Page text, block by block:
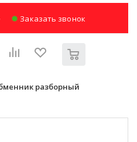
Заказать звонок
разборный